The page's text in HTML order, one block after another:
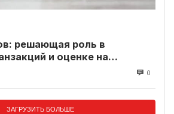
решающая роль в
и оценке на
0
ЗАГРУЗИТЬ БОЛЬШЕ